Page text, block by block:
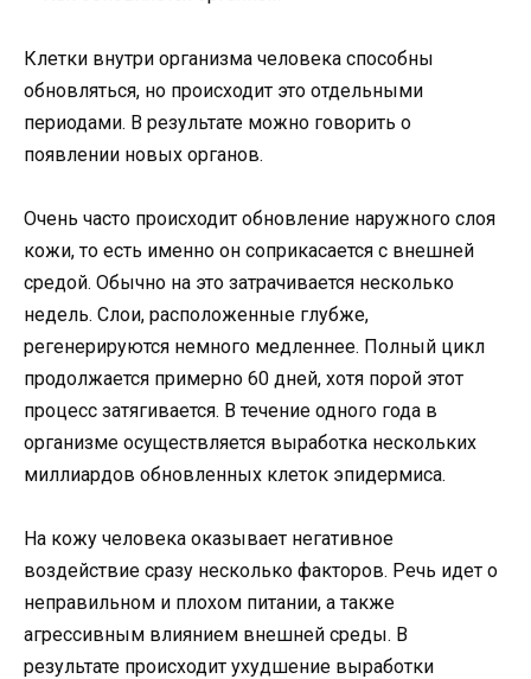
Клетки внутри организма человека способны
обновляться, но происходит это отдельными
периодами. В результате можно говорить о
появлении новых органов.
Очень часто происходит обновление наружного слоя
кожи, то есть именно он соприкасается с внешней
средой. Обычно на это затрачивается несколько
недель. Слои, расположенные глубже,
регенерируются немного медленнее. Полный цикл
продолжается примерно 60 дней, хотя порой этот
процесс затягивается. В течение одного года в
организме осуществляется выработка нескольких
миллиардов обновленных клеток эпидермиса.
На кожу человека оказывает негативное
воздействие сразу несколько факторов. Речь идет о
неправильном и плохом питании, а также
агрессивным влиянием внешней среды. В
результате происходит ухудшение выработки